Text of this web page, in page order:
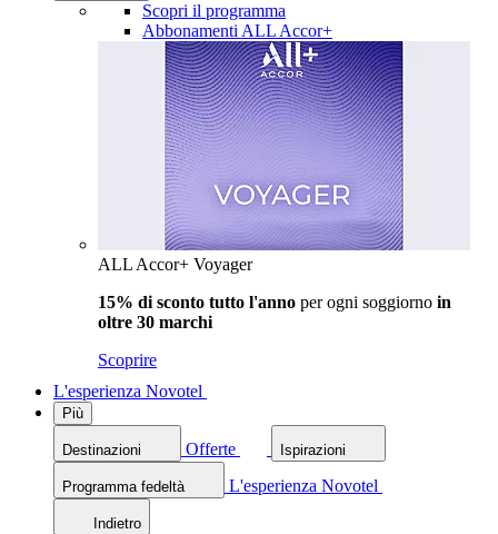
Scopri il programma
Abbonamenti ALL Accor+
ALL Accor+ Voyager
15% di sconto tutto l'anno per ogni soggiorno in
oltre 30 marchi
Scoprire
L'esperienza Novotel
Più
Destinazioni Offerte Ispirazioni
Programma fedeltà L'esperienza Novotel
Indietro